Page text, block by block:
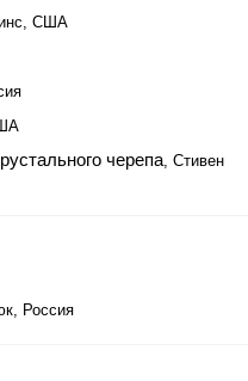
США
черепа, Стивен
Россия